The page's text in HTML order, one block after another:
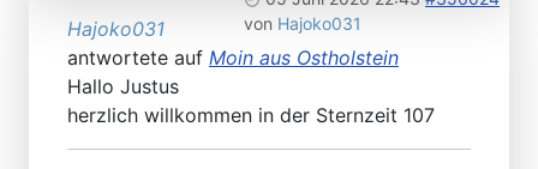
von Hajoko031
Hajoko031
antwortete auf Moin aus Ostholstein
Hallo Justus
herzlich willkommen in der Sternzeit 107